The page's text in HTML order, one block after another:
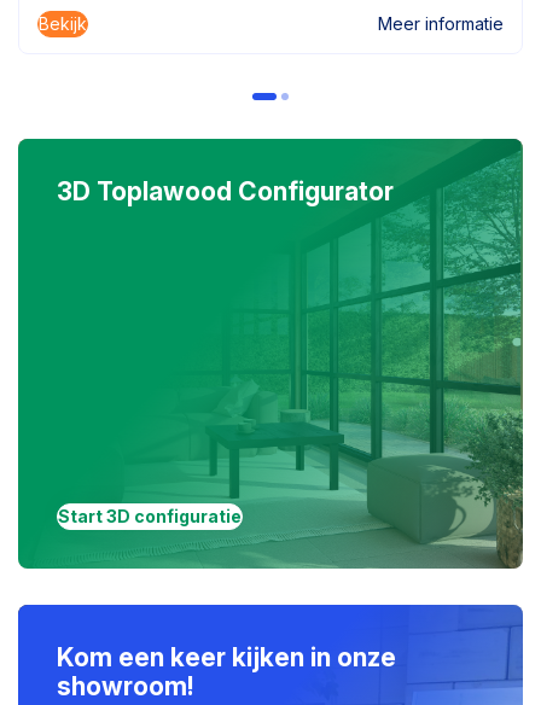
Bekijk Meer informatie
3D Toplawood Configurator
Start 3D configuratie
Kom een keer kijken in onze
showroom!